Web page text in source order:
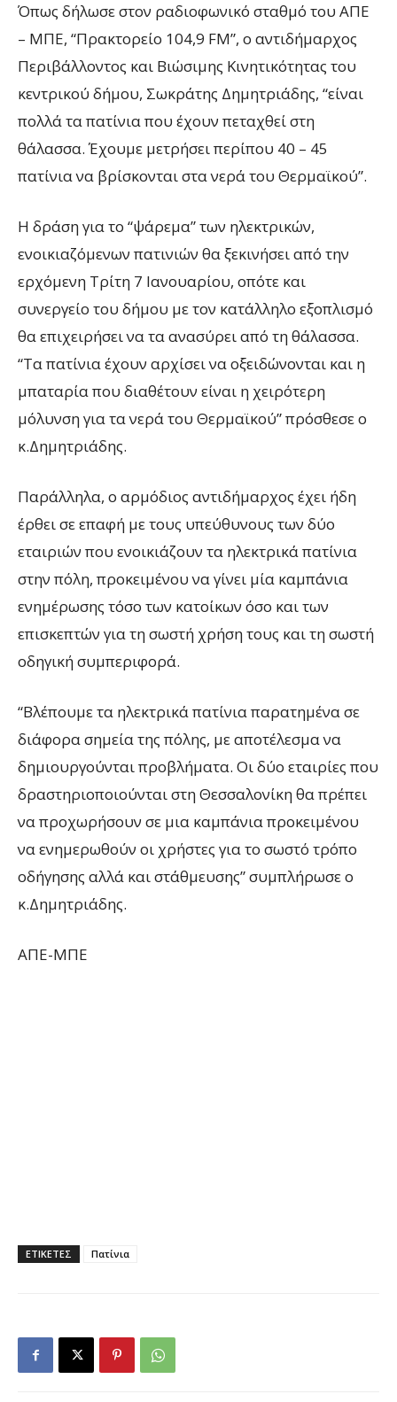
Όπως δήλωσε στον ραδιοφωνικό σταθμό του ΑΠΕ
– ΜΠΕ, “Πρακτορείο 104,9 FΜ”, ο αντιδήμαρχος
Περιβάλλοντος και Βιώσιμης Κινητικότητας του
κεντρικού δήμου, Σωκράτης Δημητριάδης, “είναι
πολλά τα πατίνια που έχουν πεταχθεί στη
θάλασσα. Έχουμε μετρήσει περίπου 40 – 45
πατίνια να βρίσκονται στα νερά του Θερμαϊκού”.
Η δράση για το “ψάρεμα” των ηλεκτρικών,
ενοικιαζόμενων πατινιών θα ξεκινήσει από την
ερχόμενη Τρίτη 7 Ιανουαρίου, οπότε και
συνεργείο του δήμου με τον κατάλληλο εξοπλισμό
θα επιχειρήσει να τα ανασύρει από τη θάλασσα.
“Τα πατίνια έχουν αρχίσει να οξειδώνονται και η
μπαταρία που διαθέτουν είναι η χειρότερη
μόλυνση για τα νερά του Θερμαϊκού” πρόσθεσε ο
κ.Δημητριάδης.
Παράλληλα, ο αρμόδιος αντιδήμαρχος έχει ήδη
έρθει σε επαφή με τους υπεύθυνους των δύο
εταιριών που ενοικιάζουν τα ηλεκτρικά πατίνια
στην πόλη, προκειμένου να γίνει μία καμπάνια
ενημέρωσης τόσο των κατοίκων όσο και των
επισκεπτών για τη σωστή χρήση τους και τη σωστή
οδηγική συμπεριφορά.
“Βλέπουμε τα ηλεκτρικά πατίνια παρατημένα σε
διάφορα σημεία της πόλης, με αποτέλεσμα να
δημιουργούνται προβλήματα. Οι δύο εταιρίες που
δραστηριοποιούνται στη Θεσσαλονίκη θα πρέπει
να προχωρήσουν σε μια καμπάνια προκειμένου
να ενημερωθούν οι χρήστες για το σωστό τρόπο
οδήγησης αλλά και στάθμευσης” συμπλήρωσε ο
κ.Δημητριάδης.
ΑΠΕ-ΜΠΕ
ΕΤΙΚΕΤΕΣ Πατίνια